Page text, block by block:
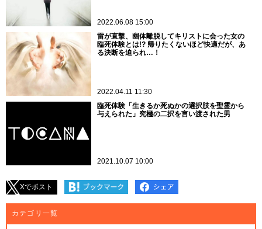
2022.06.08 15:00
雷が直撃、幽体離脱してキリストに会った女の
臨死体験とは!? 帰りたくないほど快適だが、あ
る決断を迫られ…！
2022.04.11 11:30
臨死体験「生きるか死ぬかの選択肢を聖霊から
与えられた」究極の二択を言い渡された男
2021.10.07 10:00
Xでポスト
カテゴリ一覧